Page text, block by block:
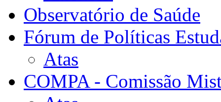
Observatório de Saúde
Fórum de Políticas
Atas
COMPA - Comissão